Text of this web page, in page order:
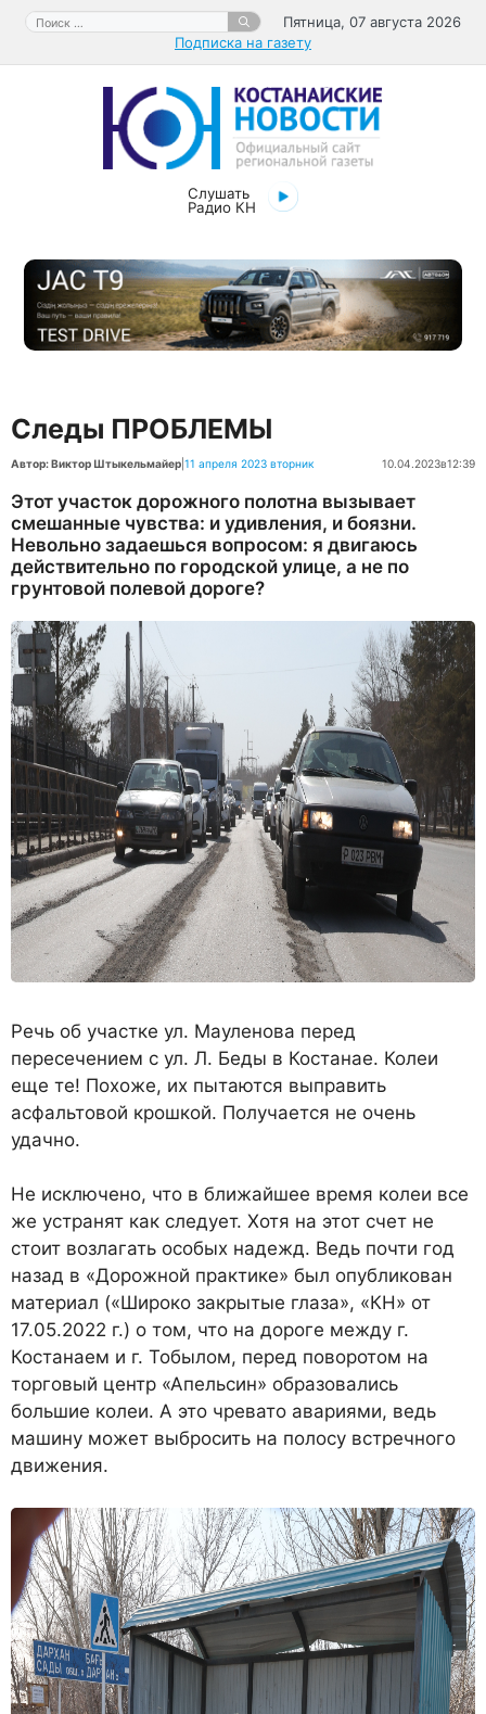
Перейти
содержимому
Поиск:
Пятница, 07 августа 2026
Подписка на газету
Слушать
Радио КН
Следы ПРОБЛЕМЫ
Автор: Виктор Штыкельмайер 11 апреля 2023 вторник 10.04.2023в12:39
Этот участок дорожного полотна вызывает
смешанные чувства: и удивления, и боязни.
Невольно задаешься вопросом: я двигаюсь
действительно по городской улице, а не по
грунтовой полевой дороге?
Речь об участке ул. Мауленова перед
пересечением с ул. Л. Беды в Костанае. Колеи
еще те! Похоже, их пытаются выправить
асфальтовой крошкой. Получается не очень
удачно.
Не исключено, что в ближайшее время колеи все
же устранят как следует. Хотя на этот счет не
стоит возлагать особых надежд. Ведь почти год
назад в «Дорожной практике» был опубликован
материал («Широко закрытые глаза», «КН» от
17.05.2022 г.) о том, что на дороге между г.
Костанаем и г. Тобылом, перед поворотом на
торговый центр «Апельсин» образовались
большие колеи. А это чревато авариями, ведь
машину может выбросить на полосу встречного
движения.